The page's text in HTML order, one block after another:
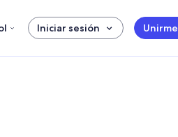
Iniciar sesión Unirme